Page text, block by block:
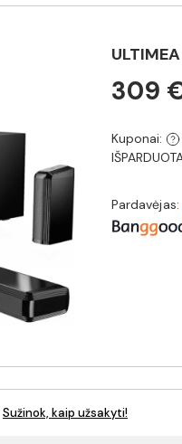
309
Kuponai:
Pardavėjas:
Sužinok, kaip užsakyti!